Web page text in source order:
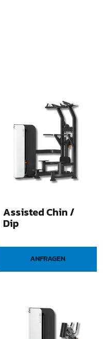
Assisted Chin /
Dip
ANFRAGEN